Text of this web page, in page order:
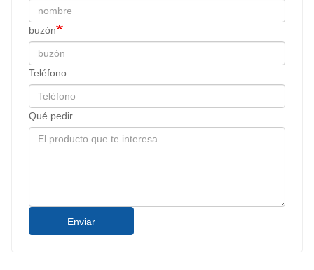
buzón
Teléfono
Qué pedir
Enviar